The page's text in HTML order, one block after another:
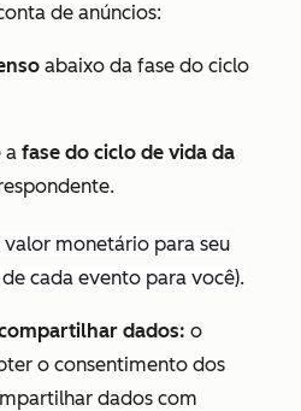
de anúncios:
abaixo da fase do ciclo
a fase do ciclo de vida da
monetário para seu
cada evento para você).
dados: o
o consentimento dos
dados com